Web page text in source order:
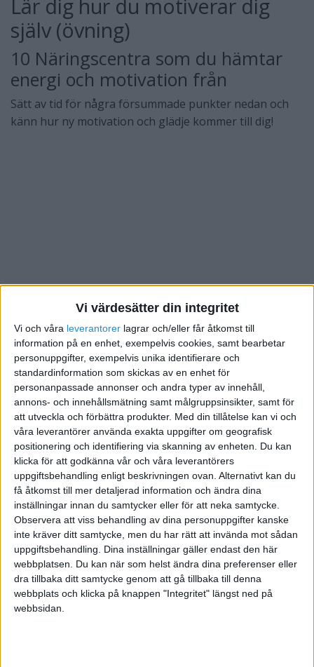
Vi värdesätter din integritet
Vi och våra leverantorer lagrar och/eller får åtkomst till
information på en enhet, exempelvis cookies, samt bearbetar
personuppgifter, exempelvis unika identifierare och
standardinformation som skickas av en enhet för
personanpassade annonser och andra typer av innehåll,
annons- och innehållsmätning samt målgruppsinsikter, samt för
att utveckla och förbättra produkter. Med din tillåtelse kan vi och
våra leverantörer använda exakta uppgifter om geografisk
positionering och identifiering via skanning av enheten. Du kan
klicka för att godkänna vår och våra leverantörers
uppgiftsbehandling enligt beskrivningen ovan. Alternativt kan du
få åtkomst till mer detaljerad information och ändra dina
inställningar innan du samtycker eller för att neka samtycke.
Observera att viss behandling av dina personuppgifter kanske
inte kräver ditt samtycke, men du har rätt att invända mot sådan
uppgiftsbehandling. Dina inställningar gäller endast den här
webbplatsen. Du kan när som helst ändra dina preferenser eller
dra tillbaka ditt samtycke genom att gå tillbaka till denna
webbplats och klicka på knappen "Integritet" längst ned på
webbsidan.
Lär dig hur du motiverar dig
själv (övning)
10 Näringscentra som du hämtar
energi och motivation från
Sätt av tid för några försummade punkter nedan och
känn hur ny motivation och glädje kommer till dig!
- Vilka sånger lyfter mig? __________________
- Vilka tankar talar till mig? __________________
- Vilka upplevelser förnyar mig? __________________
- Vilka människor uppmuntrar mig? __________________
- Vilken rekreation förnyar mig? __________________
- Vilka andliga övningar styrker mig? __________________
- Vilka drömmar inspirerar mig? __________________
- Hur kan dina familjemedlemmar uppmuntra dig?
____________
- Vilka gåvor/färdigheter/träning aktiverar mig?
______________
- Vilka minnen får mig att le? __________________
Lägg gärna till om du saknar några områden på din